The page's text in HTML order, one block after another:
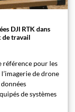
DJI RTK dans
de travail
référence pour les
de drone
de systèmes